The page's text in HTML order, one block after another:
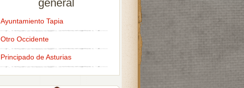
general
Ayuntamiento Tapia
Otro Occidente
Principado de Asturias